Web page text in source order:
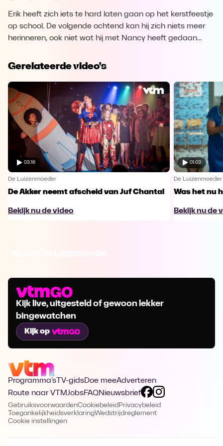
Erik heeft zich iets te hard laten gaan op het kerstfeestje
op school. De volgende ochtend kan hij zich niets meer
herinneren, ook niet wat hij met Nancy heeft gedaan...
Gerelateerde video's
03:16
De Luizenmoeder
De Akker neemt afscheid van Juf Chantal
Bekijk nu de video
01:03
De Luizenmoeder
Was het nu
Bekijk nu de
Kijk live, uitgesteld of gewoon lekker
bingewatchen
Kijk op
Programma's TV-gidsDoe meeAdverteren
Route naar VTMJobsFAQNieuwsbrief
GebruiksvoorwaardenCookiebeleid Privacybeleid
ToegankelijkheidsverklaringWedstrijdreglement
Cookie instellingen